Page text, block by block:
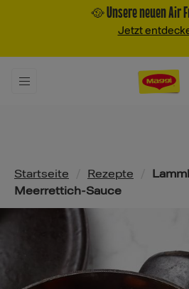
🥘 Unsere neuen Air
Jetzt
Pfadnavigation
Startseite Rezepte
Meerrettich-Sauce